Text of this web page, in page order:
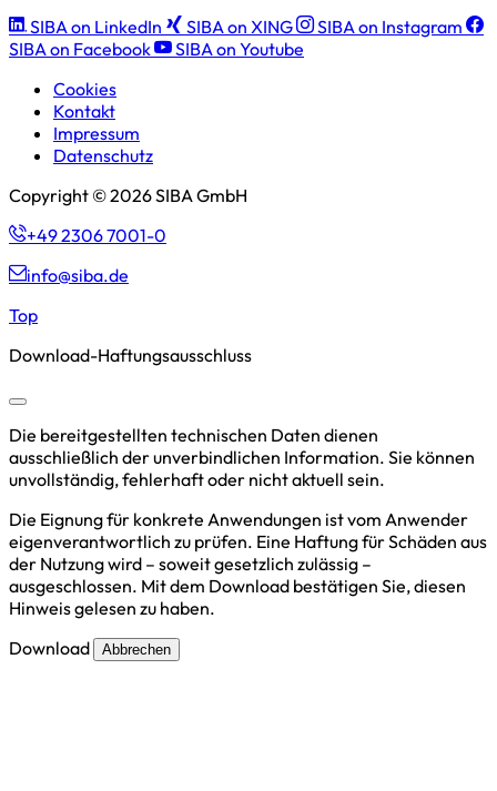
SIBA on LinkedIn
SIBA on XING
SIBA on Instagram
SIBA on Facebook
SIBA on Youtube
Cookies
Kontakt
Impressum
Datenschutz
Copyright © 2026 SIBA GmbH
+49 2306 7001-0
info@siba.de
Top
Download-Haftungsausschluss
Die bereitgestellten technischen Daten dienen
ausschließlich der unverbindlichen Information. Sie können
unvollständig, fehlerhaft oder nicht aktuell sein.
Die Eignung für konkrete Anwendungen ist vom Anwender
eigenverantwortlich zu prüfen. Eine Haftung für Schäden aus
der Nutzung wird – soweit gesetzlich zulässig –
ausgeschlossen. Mit dem Download bestätigen Sie, diesen
Hinweis gelesen zu haben.
Download
Abbrechen